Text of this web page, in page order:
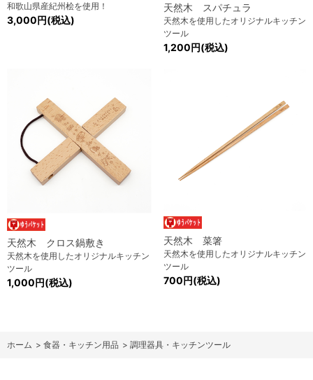
和歌山県産紀州桧を使用！
3,000円(税込)
天然木 スパチュラ
天然木を使用したオリジナルキッチン
ツール
1,200円(税込)
天然木 クロス鍋敷き
天然木を使用したオリジナルキッチン
ツール
1,000円(税込)
天然木 菜箸
天然木を使用したオリジナルキッチン
ツール
700円(税込)
ホーム > 食器・キッチン用品 > 調理器具・キッチンツール